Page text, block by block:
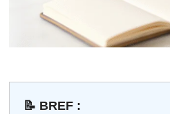
📝 BREF :